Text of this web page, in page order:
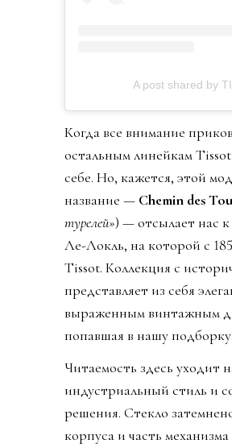
A post shared by
Когда все внимание
остальным линейкам
себе. Но, кажется, этой
название — Chemin des
турелей») — отсылает нас
Ле-Локль, на которой с
Tissot. Коллекция с
представляет из себя
выраженным винтажным
попавшая в нашу
Читаемость здесь уходит
индустриальный стиль и
решения. Стекло
корпуса и часть